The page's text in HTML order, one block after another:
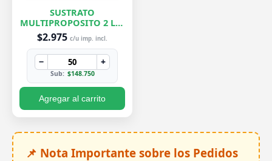
SUSTRATO
MULTIPROPOSITO 2 LTS
ROELPLANT
$2.975 c/u imp. incl.
− +
Sub: $148.750
Agregar al carrito
📌 Nota Importante sobre los Pedidos